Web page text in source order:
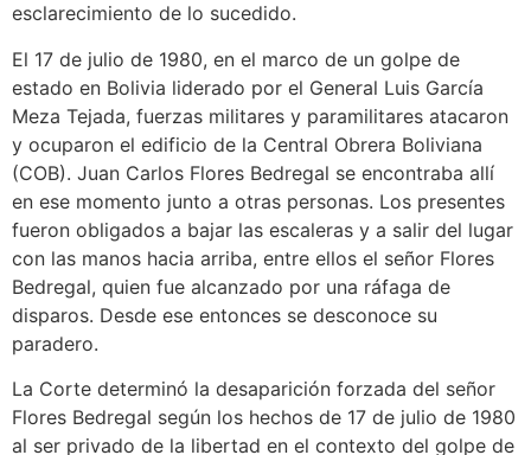
esclarecimiento de lo sucedido.
El 17 de julio de 1980, en el marco de un golpe de
estado en Bolivia liderado por el General Luis García
Meza Tejada, fuerzas militares y paramilitares atacaron
y ocuparon el edificio de la Central Obrera Boliviana
(COB). Juan Carlos Flores Bedregal se encontraba allí
en ese momento junto a otras personas. Los presentes
fueron obligados a bajar las escaleras y a salir del lugar
con las manos hacia arriba, entre ellos el señor Flores
Bedregal, quien fue alcanzado por una ráfaga de
disparos. Desde ese entonces se desconoce su
paradero.
La Corte determinó la desaparición forzada del señor
Flores Bedregal según los hechos de 17 de julio de 1980
al ser privado de la libertad en el contexto del golpe de